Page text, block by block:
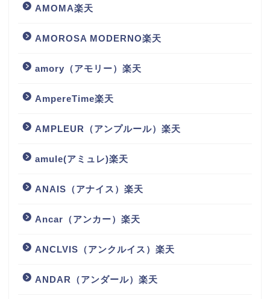
AMOMA楽天
AMOROSA MODERNO楽天
amory（アモリー）楽天
AmpereTime楽天
AMPLEUR（アンプルール）楽天
amule(アミュレ)楽天
ANAIS（アナイス）楽天
Ancar（アンカー）楽天
ANCLVIS（アンクルイス）楽天
ANDAR（アンダール）楽天